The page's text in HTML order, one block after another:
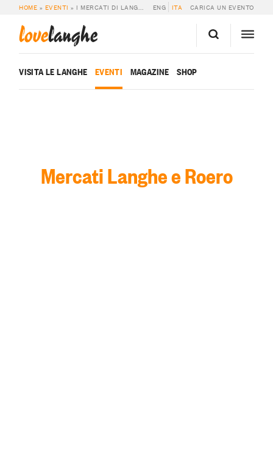
HOME » EVENTI » I MERCATI DI LANGHE E ROERO ENG ITA CARICA UN EVENTO
lovelanghe
VISITA LE LANGHE EVENTI MAGAZINE SHOP
Mercati Langhe e Roero